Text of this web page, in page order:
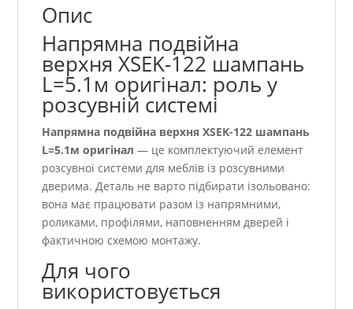
Опис
Напрямна подвійна
верхня ХSEK-122 шампань
L=5.1м оригінал: роль у
розсувній системі
Напрямна подвійна верхня ХSEK-122 шампань
L=5.1м оригінал — це комплектуючий елемент
розсувної системи для меблів із розсувними
дверима. Деталь не варто підбирати ізольовано:
вона має працювати разом із напрямними,
роликами, профілями, наповненням дверей і
фактичною схемою монтажу.
Для чого
використовується